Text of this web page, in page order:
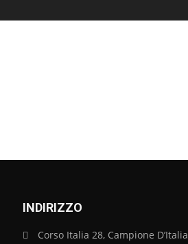
INDIRIZZO
Corso Italia 28, Campione D’Italia